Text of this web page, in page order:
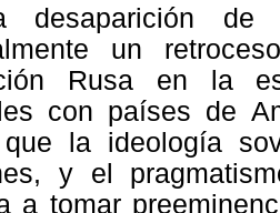
desaparición
un
Rusa en la
con países de
que la ideología
y el
a tomar